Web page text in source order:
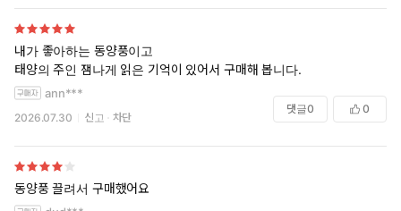
내가 좋아하는 동양풍이고
태양의 주인 잼나게 읽은 기억이 있어서 구매해 봅니다.
ann***
2026.07.30 신고 차단
댓글0 0
동양풍 끌려서 구매했어요